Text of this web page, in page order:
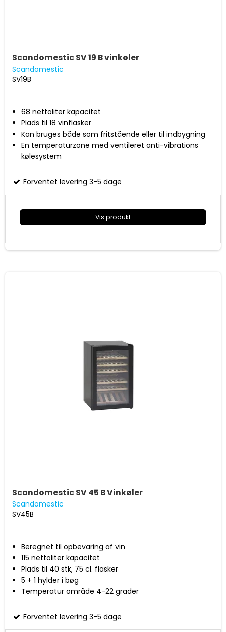
Scandomestic SV 19 B vinkøler
Scandomestic
SV19B
68 nettoliter kapacitet
Plads til 18 vinflasker
Kan bruges både som fritstående eller til indbygning
En temperaturzone med ventileret anti-vibrations
kølesystem
Digital styring og display
Temperatur område 5-18 grader
5 + 1/2 bøgetræs hylder
eksklusiv rammeløs for glasdør
Indvendigt horisontal LED lys
Energiklasse F
Forventet levering 3-5 dage
Vis produkt
Scandomestic SV 45 B Vinkøler
Scandomestic
SV45B
Beregnet til opbevaring af vin
115 nettoliter kapacitet
Plads til 40 stk, 75 cl. flasker
5 + 1 hylder i bøg
Temperatur område 4-22 grader
Indvendigt LED lys
Vendbardør med integreret håndtag
Mål (HxBxD): 845 x 540 x 548 mm
Forventet levering 3-5 dage